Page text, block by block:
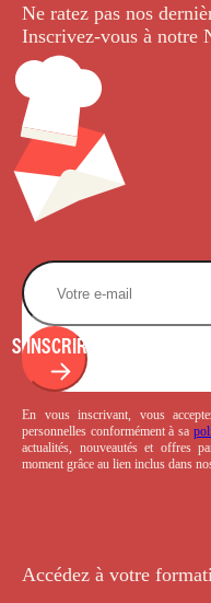
Ne ratez pas nos
Inscrivez-vous à notre
S'INSCRIRE
En vous inscrivant, vous
personnelles conformément à sa
actualités, nouveautés et offres
moment grâce au lien inclus dans
Accédez à votre